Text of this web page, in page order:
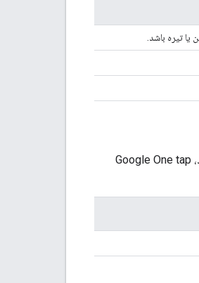
تیره باشد.
باشد، Google One tap